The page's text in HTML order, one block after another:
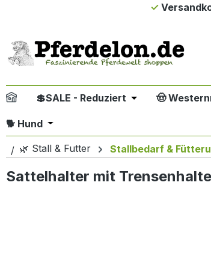
Zur Hauptnavigation springen
💲SALE - Reduziert Öffne oder
🤠
🐕 Hund Öffne oder Schließe das Dropdown
🌿 Stall & Futter Stallbedarf &
Sattelhalter mit